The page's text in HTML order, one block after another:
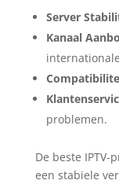
Server
Kanaal
problemen.
De beste IPTV-
een stabiele